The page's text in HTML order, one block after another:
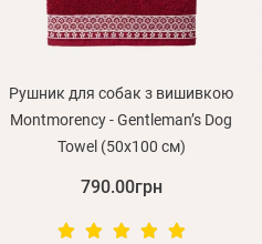
Рушник для собак з вишивкою
Montmorency - Gentleman’s Dog
Towel (50x100 см)
790.00грн